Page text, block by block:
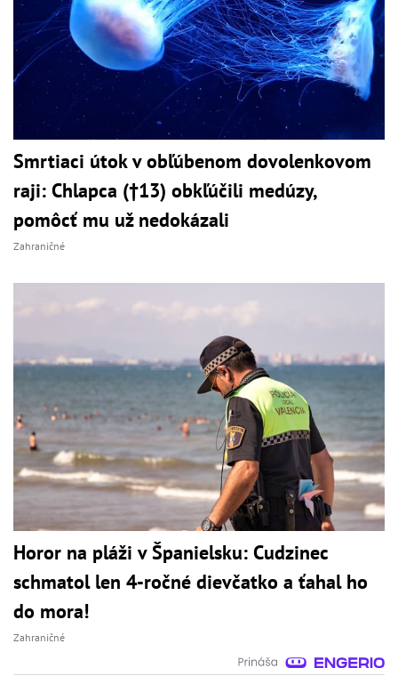
Smrtiaci útok v obľúbenom dovolenkovom
raji: Chlapca (†13) obkľúčili medúzy,
pomôcť mu už nedokázali
Zahraničné
Horor na pláži v Španielsku: Cudzinec
schmatol len 4-ročné dievčatko a ťahal ho
do mora!
Zahraničné